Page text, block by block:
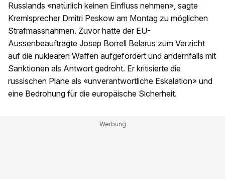
Russlands «natürlich keinen Einfluss nehmen», sagte
Kremlsprecher Dmitri Peskow am Montag zu möglichen
Strafmassnahmen. Zuvor hatte der EU-
Aussenbeauftragte Josep Borrell Belarus zum Verzicht
auf die nuklearen Waffen aufgefordert und andernfalls mit
Sanktionen als Antwort gedroht. Er kritisierte die
russischen Pläne als «unverantwortliche Eskalation» und
eine Bedrohung für die europäische Sicherheit.